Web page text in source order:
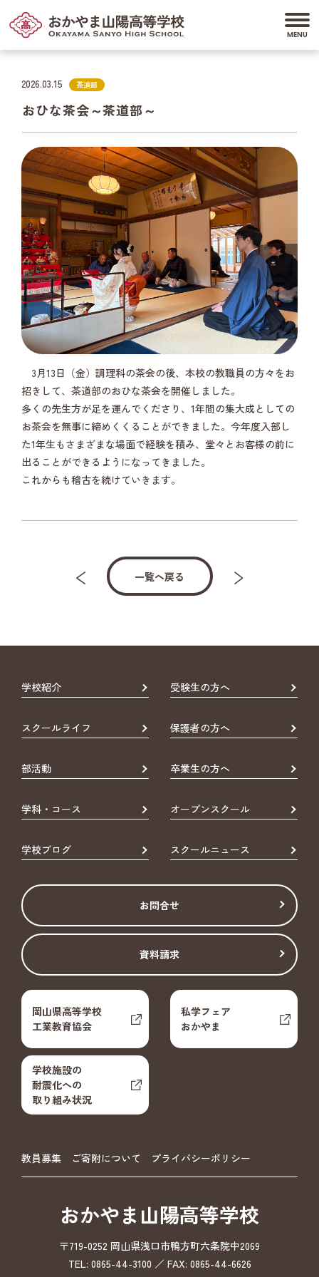
2026.03.15 茶道部
おひな茶会～茶道部～
3月13日（金）調理科の茶会の後、本校の教職員の方々をお
招きして、茶道部のおひな茶会を開催しました。
多くの先生方が足を運んでくださり、1年間の集大成としての
お茶会を無事に締めくくることができました。今年度入部し
た1年生もさまざまな場面で経験を積み、堂々とお客様の前に
出ることができるようになってきました。
これからも稽古を続けていきます。
一覧へ戻る
学校紹介 受験生の方へ
スクールライフ 保護者の方へ
部活動 卒業生の方へ
学科・コース オープンスクール
学校ブログ スクールニュース
お問合せ
資料請求
岡山県高等学校
工業教育協会
私学フェア
おかやま
学校施設の
耐震化への
取り組み状況
教員募集 ご寄附について プライバシーポリシー
おかやま山陽高等学校
〒719-0252 岡山県浅口市鴨方町六条院中2069
TEL: 0865-44-3100 ／ FAX: 0865-44-6626